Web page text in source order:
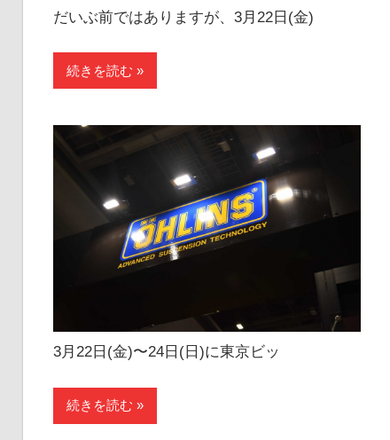
だいぶ前ではありますが、3月22日(金)
続きを読む
3月22日(金)〜24日(日)に東京ビッ
続きを読む